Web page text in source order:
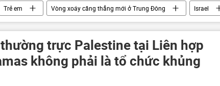
Trẻ em Vòng xoáy căng thẳng mới ở Trung Đông
Israel
Gaza tấn công cái chết xung đột quân sự
trực Palestine tại Liên hợp
không phải là tổ chức khủng